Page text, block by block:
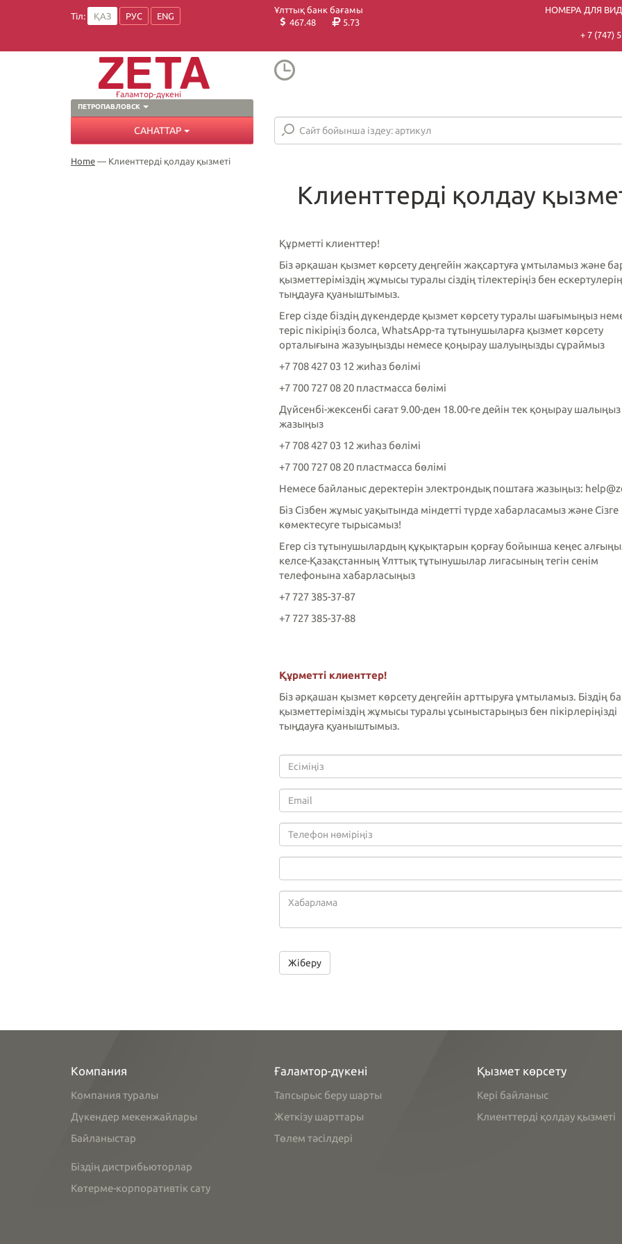
Тіл: ҚАЗ РУС ENG
Ұлттық банк бағамы
467.48
5.73
НОМЕРА ДЛЯ
+ 7 (747)
ПЕТРОПАВЛОВСК
Ғаламтор-дүкені
САНАТТАР
Home — Клиенттерді қолдау қызметі
Клиенттерді қолдау
Құрметті клиенттер!
Біз әрқашан қызмет көрсету деңгейін жақсартуға ұмтыламыз және
қызметтеріміздің жұмысы туралы сіздің тілектеріңіз бен
тыңдауға қуаныштымыз.
Егер сізде біздің дүкендерде қызмет көрсету туралы шағымыңыз
теріс пікіріңіз болса, WhatsApp-та тұтынушыларға қызмет көрсету
орталығына жазуыңызды немесе қоңырау шалуыңызды сұраймыз
+7 708 427 03 12 жиһаз бөлімі
+7 700 727 08 20 пластмасса бөлімі
Дүйсенбі-жексенбі сағат 9.00-ден 18.00-ге дейін тек қоңырау
жазыңыз
+7 708 427 03 12 жиһаз бөлімі
+7 700 727 08 20 пластмасса бөлімі
Немесе байланыс деректерін электрондық поштаға жазыңыз:
Біз Сізбен жұмыс уақытында міндетті түрде хабарласамыз және Сізге
көмектесуге тырысамыз!
Егер сіз тұтынушылардың құқықтарын қорғау бойынша кеңес
келсе-Қазақстанның Ұлттық тұтынушылар лигасының тегін сенім
телефонына хабарласыңыз
+7 727 385-37-87
+7 727 385-37-88
Құрметті клиенттер!
Біз әрқашан қызмет көрсету деңгейін арттыруға ұмтыламыз. Біздің
қызметтеріміздің жұмысы туралы ұсыныстарыңыз бен пікірлеріңізді
тыңдауға қуаныштымыз.
Жіберу
Компания
Компания туралы
Дүкендер мекенжайлары
Байланыстар
Біздің дистрибьюторлар
Көтерме-корпоративтік сату
Ғаламтор-дүкені
Тапсырыс беру шарты
Жеткізу шарттары
Төлем тәсілдері
Қызмет көрсету
Кері байланыс
Клиенттерді қолдау қызметі